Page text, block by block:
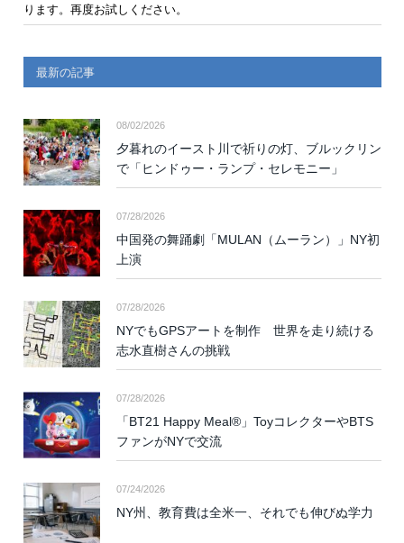
ります。再度お試しください。
最新の記事
08/02/2026
夕暮れのイースト川で祈りの灯、ブルックリン
で「ヒンドゥー・ランプ・セレモニー」
07/28/2026
中国発の舞踊劇「MULAN（ムーラン）」NY初
上演
07/28/2026
NYでもGPSアートを制作 世界を走り続ける
志水直樹さんの挑戦
07/28/2026
「BT21 Happy Meal®」ToyコレクターやBTS
ファンがNYで交流
07/24/2026
NY州、教育費は全米一、それでも伸びぬ学力